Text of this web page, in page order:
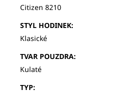
Citizen 8210
STYL HODINEK:
Klasické
TVAR POUZDRA:
Kulaté
TYP: